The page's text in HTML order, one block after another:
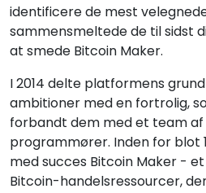
identificere de mest
sammensmeltede de til sidst
at smede Bitcoin Maker.
I 2014 delte platformens
ambitioner med en fortrolig,
forbandt dem med et team
programmører. Inden for blot
med succes Bitcoin Maker -
Bitcoin-handelsressourcer,